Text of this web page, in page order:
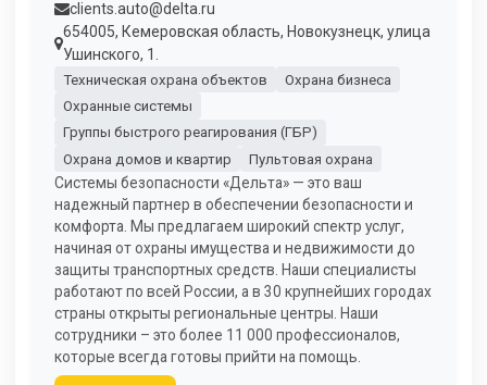
clients.auto@delta.ru
654005, Кемеровская область, Новокузнецк, улица
Ушинского, 1.
Техническая охрана объектов
Охрана бизнеса
Охранные системы
Группы быстрого реагирования (ГБР)
Охрана домов и квартир
Пультовая охрана
Системы безопасности «Дельта» — это ваш
надежный партнер в обеспечении безопасности и
комфорта. Мы предлагаем широкий спектр услуг,
начиная от охраны имущества и недвижимости до
защиты транспортных средств. Наши специалисты
работают по всей России, а в 30 крупнейших городах
страны открыты региональные центры. Наши
сотрудники – это более 11 000 профессионалов,
которые всегда готовы прийти на помощь.